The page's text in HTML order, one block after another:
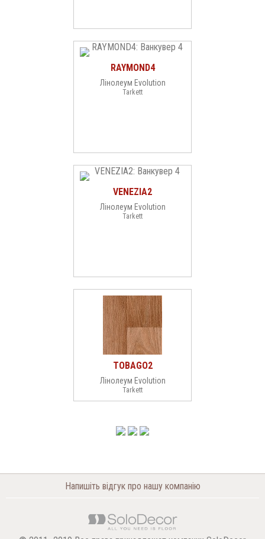
RAYMOND4
Лінолеум Evolution
Tarkett
VENEZIA2
Лінолеум Evolution
Tarkett
TOBAGO2
Лінолеум Evolution
Tarkett
Напишіть відгук про нашу компанію